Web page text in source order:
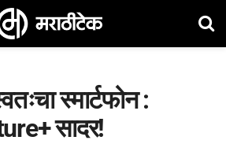
स्मार्टफोन :
सादर!